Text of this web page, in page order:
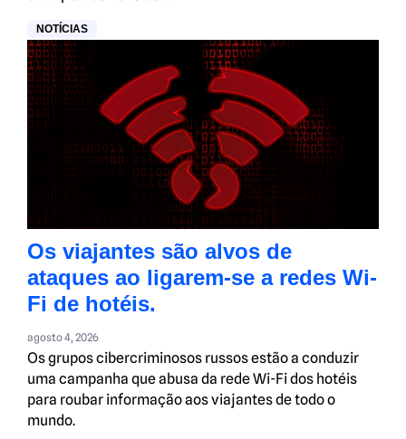
NOTÍCIAS
Os viajantes são alvos de
ataques ao ligarem-se a redes Wi-
Fi de hotéis.
agosto 4, 2026
Os grupos cibercriminosos russos estão a conduzir
uma campanha que abusa da rede Wi-Fi dos hotéis
para roubar informação aos viajantes de todo o
mundo.